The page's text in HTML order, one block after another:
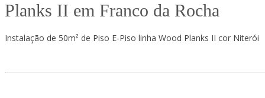
Planks II em Franco da Rocha
Instalação de 50m² de Piso E-Piso linha Wood Planks II cor Niterói